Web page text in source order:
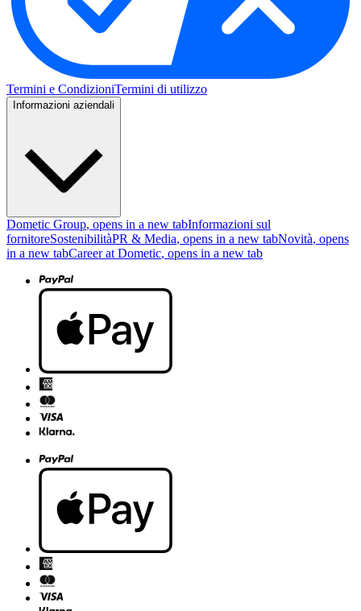
vergrendelingsmechanisme voelt cheap aan. Als je met je overlander offroad bent
geweest en er zit modder op de slotjes is het helemaal onbegonnen werk."
—Jerry M.
Termini e CondizioniTermini di utilizzo
Informazioni aziendali
Dometic Group, opens in a new tabInformazioni sul
fornitoreSostenibilitàPR & Media, opens in a new tabNovità, opens
in a new tabCareer at Dometic, opens in a new tab